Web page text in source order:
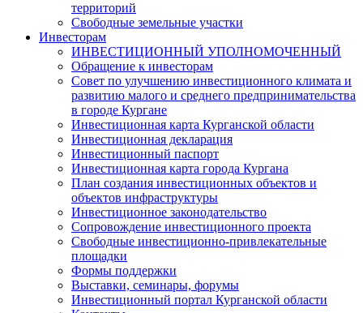
территорий
Свободные земельные участки
Инвесторам
ИНВЕСТИЦИОННЫЙ УПОЛНОМОЧЕННЫЙ
Обращение к инвесторам
Совет по улучшению инвестиционного климата и
развитию малого и среднего предпринимательства
в городе Кургане
Инвестиционная карта Курганской области
Инвестиционная декларация
Инвестиционный паспорт
Инвестиционная карта города Кургана
План создания инвестиционных объектов и
объектов инфраструктуры
Инвестиционное законодательство
Сопровождение инвестиционного проекта
Свободные инвестиционно-привлекательные
площадки
Формы поддержки
Выставки, семинары, форумы
Инвестиционный портал Курганской области